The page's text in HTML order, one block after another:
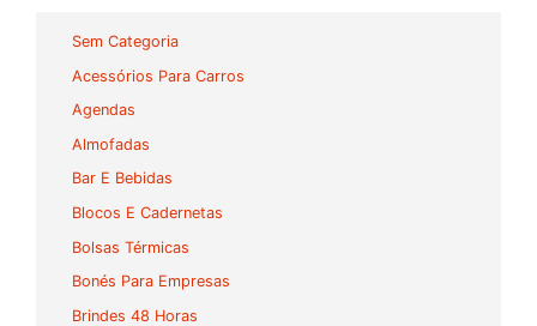
Sem Categoria
Acessórios Para Carros
Agendas
Almofadas
Bar E Bebidas
Blocos E Cadernetas
Bolsas Térmicas
Bonés Para Empresas
Brindes 48 Horas